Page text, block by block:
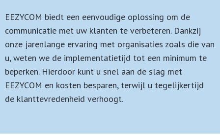
EEZYCOM biedt een eenvoudige oplossing om de
communicatie met uw klanten te verbeteren. Dankzij
onze jarenlange ervaring met organisaties zoals die van
u, weten we de implementatietijd tot een minimum te
beperken. Hierdoor kunt u snel aan de slag met
EEZYCOM en kosten besparen, terwijl u tegelijkertijd
de klanttevredenheid verhoogt.